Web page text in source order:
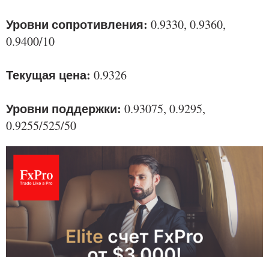
Уровни сопротивления: 0.9330, 0.9360,
0.9400/10
Текущая цена: 0.9326
Уровни поддержки: 0.93075, 0.9295,
0.9255/525/50